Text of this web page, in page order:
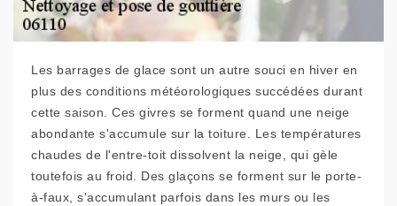
Les barrages de glace sont un autre souci en hiver en
plus des conditions météorologiques succédées durant
cette saison. Ces givres se forment quand une neige
abondante s'accumule sur la toiture. Les températures
chaudes de l'entre-toit dissolvent la neige, qui gèle
toutefois au froid. Des glaçons se forment sur le porte-
à-faux, s'accumulant parfois dans les murs ou les